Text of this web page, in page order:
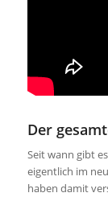
Der
Seit wann gibt
eigentlich im
haben damit